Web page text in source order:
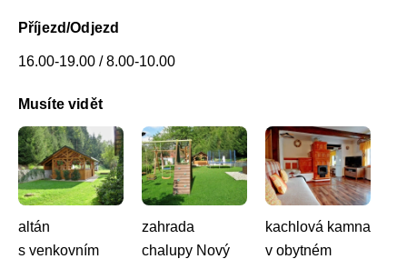
Příjezd/Odjezd
16.00-19.00 / 8.00-10.00
Musíte vidět
altán
s venkovním
zahrada
chalupy Nový
kachlová kamna
v obytném